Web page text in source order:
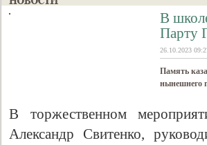
В
Парту
26.10.2023
Память
нынешнего
В торжественном
Александр Свитенко,